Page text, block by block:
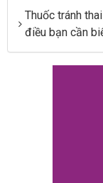
Thuốc tránh
điều bạn cần